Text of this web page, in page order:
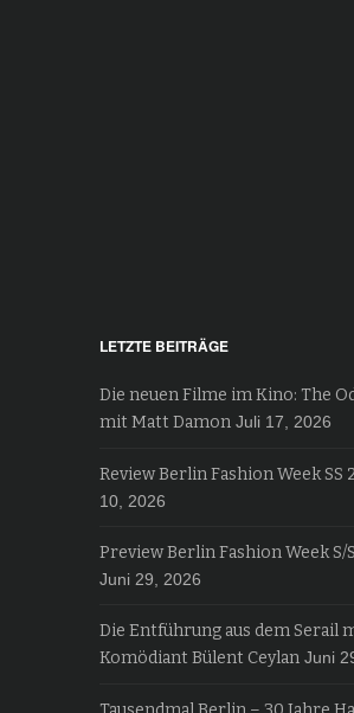
LETZTE BEITRÄGE
Die neuen Filme im Kino: The
mit Matt Damon Juli 17, 2026
Review Berlin Fashion Week SS
10, 2026
Preview Berlin Fashion Week S/
Juni 29, 2026
Die Entführung aus dem Serail
Komödiant Bülent Ceylan Juni